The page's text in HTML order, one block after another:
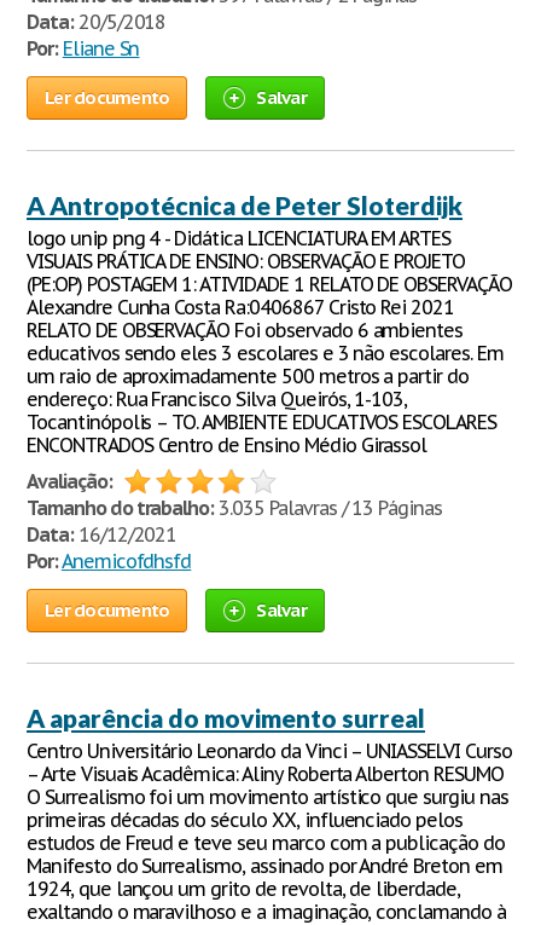
Data:20/5/2018
Por: Eliane Sn
Ler documento Salvar
A Antropotécnica de Peter Sloterdijk
logo unip png 4 - Didática LICENCIATURA EM ARTES
VISUAIS PRÁTICA DE ENSINO: OBSERVAÇÃO E PROJETO
(PE:OP) POSTAGEM 1: ATIVIDADE 1 RELATO DE OBSERVAÇÃO
Alexandre Cunha Costa Ra:0406867 Cristo Rei 2021
RELATO DE OBSERVAÇÃO Foi observado 6 ambientes
educativos sendo eles 3 escolares e 3 não escolares. Em
um raio de aproximadamente 500 metros a partir do
endereço: Rua Francisco Silva Queirós, 1-103,
Tocantinópolis – TO. AMBIENTE EDUCATIVOS ESCOLARES
ENCONTRADOS Centro de Ensino Médio Girassol
Avaliação:
Tamanho do trabalho:3.035 Palavras / 13 Páginas
Data:16/12/2021
Por:Anemicofdhsfd
Ler documento Salvar
A aparência do movimento surreal
Centro Universitário Leonardo da Vinci – UNIASSELVI Curso
– Arte Visuais Acadêmica: Aliny Roberta Alberton RESUMO
O Surrealismo foi um movimento artístico que surgiu nas
primeiras décadas do século XX, influenciado pelos
estudos de Freud e teve seu marco com a publicação do
Manifesto do Surrealismo, assinado por André Breton em
1924, que lançou um grito de revolta, de liberdade,
exaltando o maravilhoso e a imaginação, conclamando à